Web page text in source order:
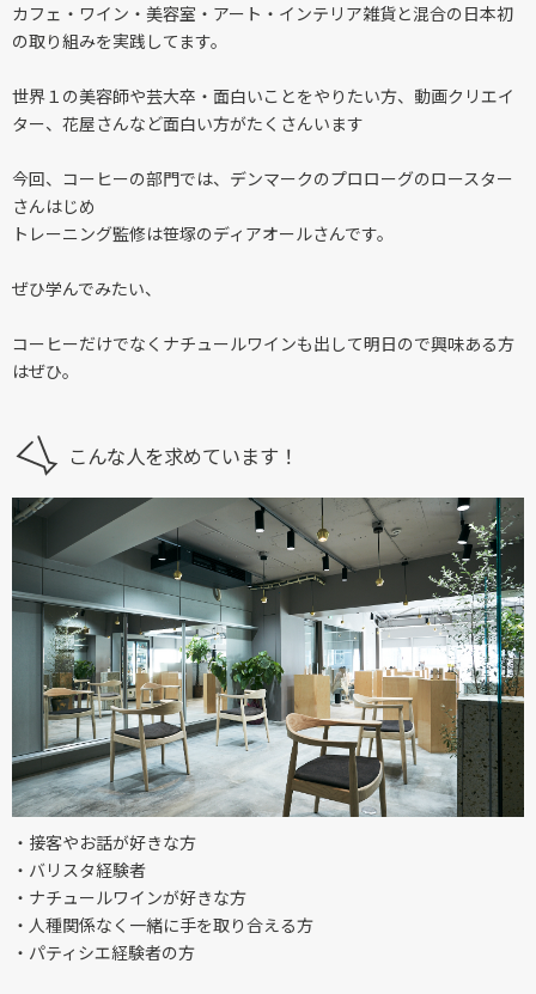
カフェ・ワイン・美容室・アート・インテリア雑貨と混合の日本初
の取り組みを実践してます。
世界１の美容師や芸大卒・面白いことをやりたい方、動画クリエイ
ター、花屋さんなど面白い方がたくさんいます
今回、コーヒーの部門では、デンマークのプロローグのロースター
さんはじめ
トレーニング監修は笹塚のディアオールさんです。
ぜひ学んでみたい、
コーヒーだけでなくナチュールワインも出して明日ので興味ある方
はぜひ。
こんな人を求めています！
・接客やお話が好きな方
・バリスタ経験者
・ナチュールワインが好きな方
・人種関係なく一緒に手を取り合える方
・パティシエ経験者の方